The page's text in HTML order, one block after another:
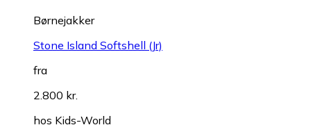
Børnejakker
Stone Island Softshell (Jr)
fra
2.800 kr.
hos Kids-World